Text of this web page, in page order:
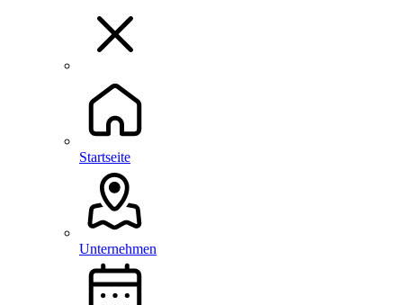
Startseite
Unternehmen